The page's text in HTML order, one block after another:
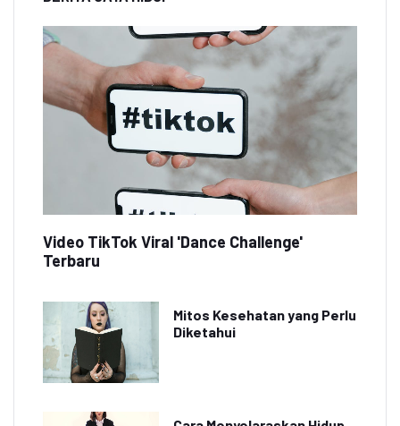
Video TikTok Viral 'Dance Challenge'
Terbaru
Mitos Kesehatan yang Perlu
Diketahui